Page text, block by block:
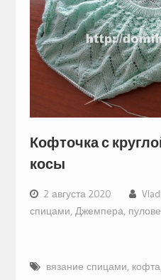
Кофточка с
косы
2 августа 2020
спицами, Джемпера,
вязание спицами, кофта